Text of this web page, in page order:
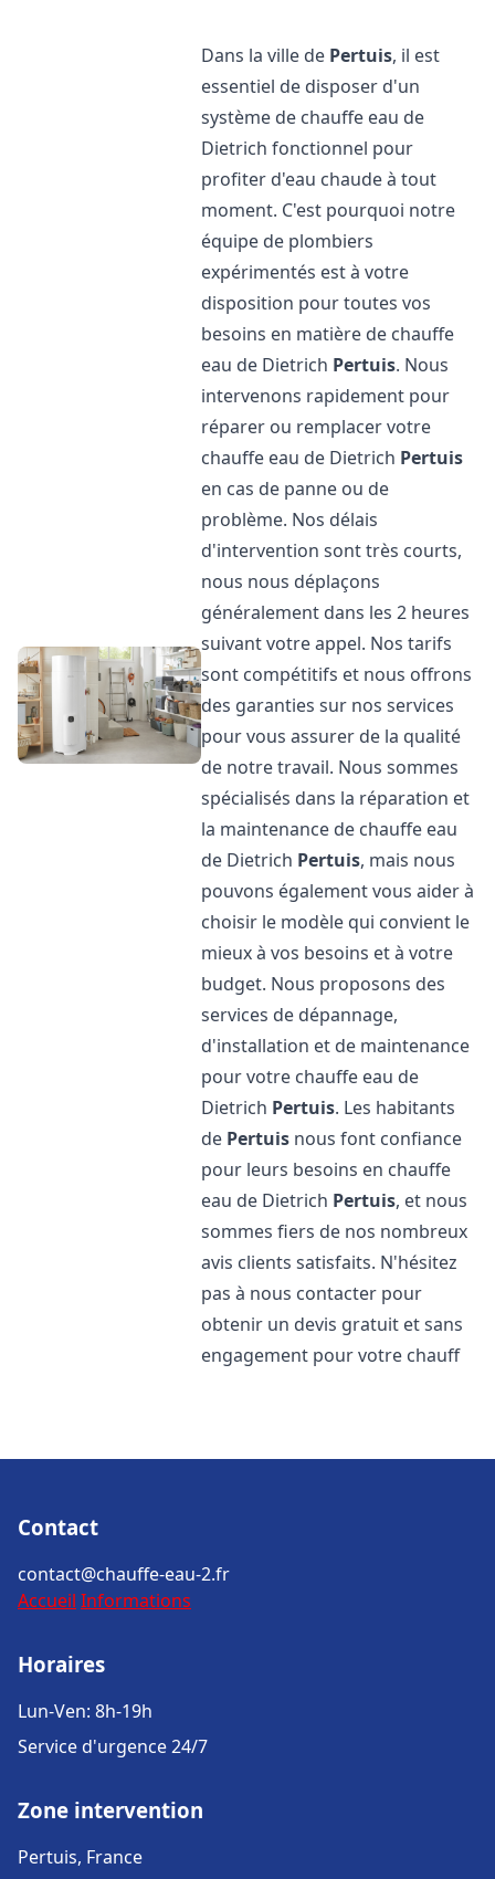
Dans la ville de Pertuis, il est
essentiel de disposer d'un
système de chauffe eau de
Dietrich fonctionnel pour
profiter d'eau chaude à tout
moment. C'est pourquoi notre
équipe de plombiers
expérimentés est à votre
disposition pour toutes vos
besoins en matière de chauffe
eau de Dietrich Pertuis. Nous
intervenons rapidement pour
réparer ou remplacer votre
chauffe eau de Dietrich Pertuis
en cas de panne ou de
problème. Nos délais
d'intervention sont très courts,
nous nous déplaçons
généralement dans les 2 heures
suivant votre appel. Nos tarifs
sont compétitifs et nous offrons
des garanties sur nos services
pour vous assurer de la qualité
de notre travail. Nous sommes
spécialisés dans la réparation et
la maintenance de chauffe eau
de Dietrich Pertuis, mais nous
pouvons également vous aider à
choisir le modèle qui convient le
mieux à vos besoins et à votre
budget. Nous proposons des
services de dépannage,
d'installation et de maintenance
pour votre chauffe eau de
Dietrich Pertuis. Les habitants
de Pertuis nous font confiance
pour leurs besoins en chauffe
eau de Dietrich Pertuis, et nous
sommes fiers de nos nombreux
avis clients satisfaits. N'hésitez
pas à nous contacter pour
obtenir un devis gratuit et sans
engagement pour votre chauff
Contact
contact@chauffe-eau-2.fr
Accueil Informations
Horaires
Lun-Ven: 8h-19h
Service d'urgence 24/7
Zone intervention
Pertuis, France